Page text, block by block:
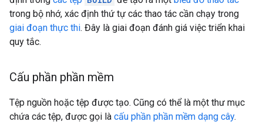
trong bộ nhớ, xác định thứ tự các thao tác cần chạy trong
giai đoạn thực thi. Đây là giai đoạn đánh giá việc triển khai
quy tắc.
Cấu phần phần mềm
Tệp nguồn hoặc tệp được tạo. Cũng có thể là một thư mục
chứa các tệp, được gọi là cấu phần phần mềm dạng cây.